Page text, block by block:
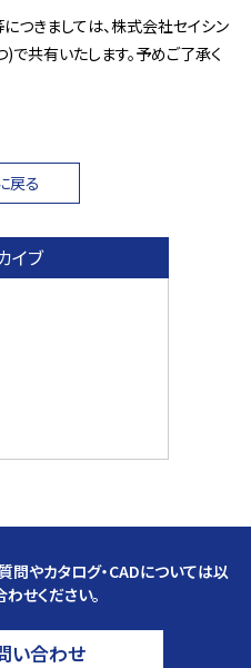
イブ
つきましては、株式会社セイシン
共有いたします。予めご了承く
戻る
やカタログ・CADについては以
せください。
い合わせ